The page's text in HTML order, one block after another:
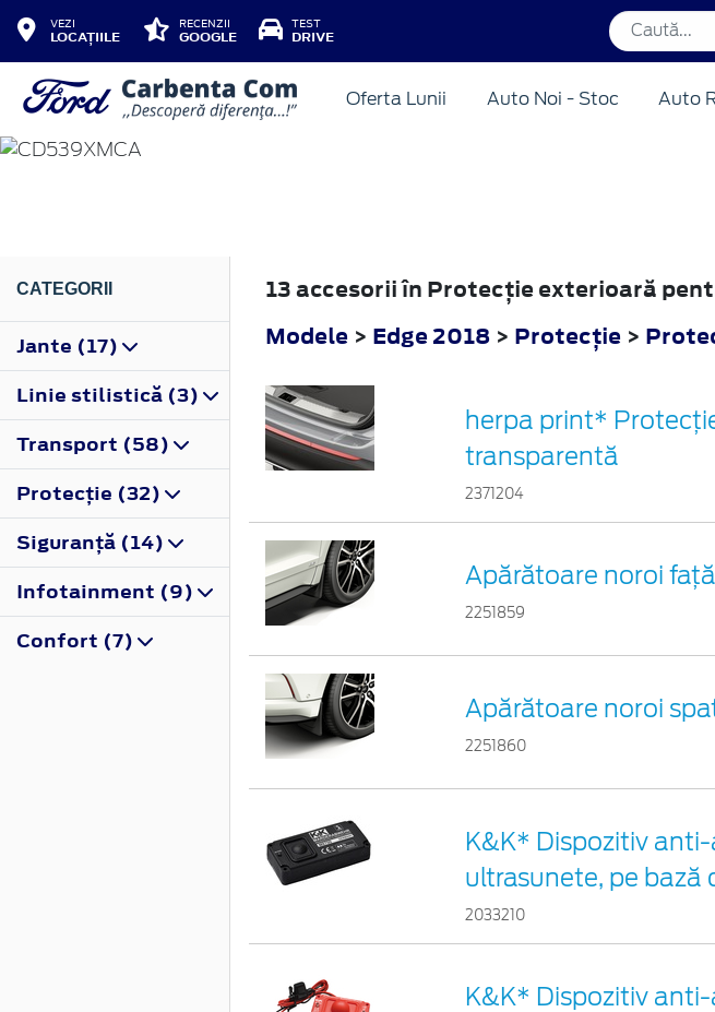
VEZI
LOCAȚIILE
RECENZII
GOOGLE
TEST
DRIVE
Oferta Lunii Auto Noi - Stoc Auto
EDGE
CATEGORII
Jante (17)
Linie stilistică (3)
Transport (58)
Protecţie (32)
Siguranţă (14)
Infotainment (9)
Confort (7)
13 accesorii în Protecţie exterioară
Modele > Edge 2018 > Protecţie >
herpa print*
transparentă
2371204
Apărătoare noroi
2251859
Apărătoare noroi
2251860
K&K* Dispozitiv
ultrasunete, pe bază
2033210
K&K* Dispozitiv